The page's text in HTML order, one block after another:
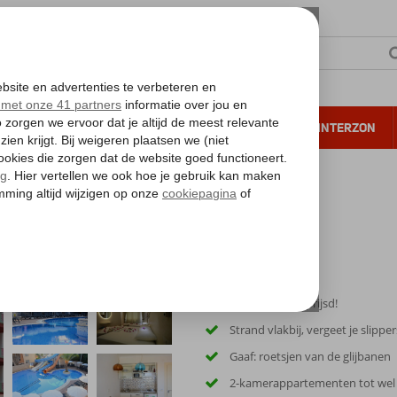
VERRE REIZEN ALL INCLUSIVE WINTERZON
Zeer scherp geprijsd!
Strand vlakbij, vergeet je
Gaaf: roetsjen van de glijbanen
2-kamerappartementen tot